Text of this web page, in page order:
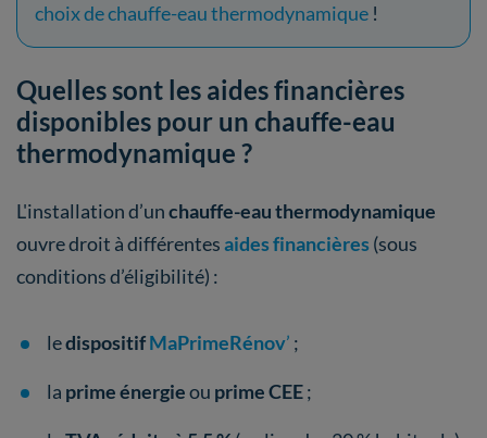
choix de chauffe-eau thermodynamique !
Quelles sont les aides financières
disponibles pour un chauffe-eau
thermodynamique ?
L'installation d’unchauffe-eau thermodynamique
ouvre droit à différentesaides financières (sous
conditions d’éligibilité) :
ledispositifMaPrimeRénov’ ;
la prime énergieou prime CEE;